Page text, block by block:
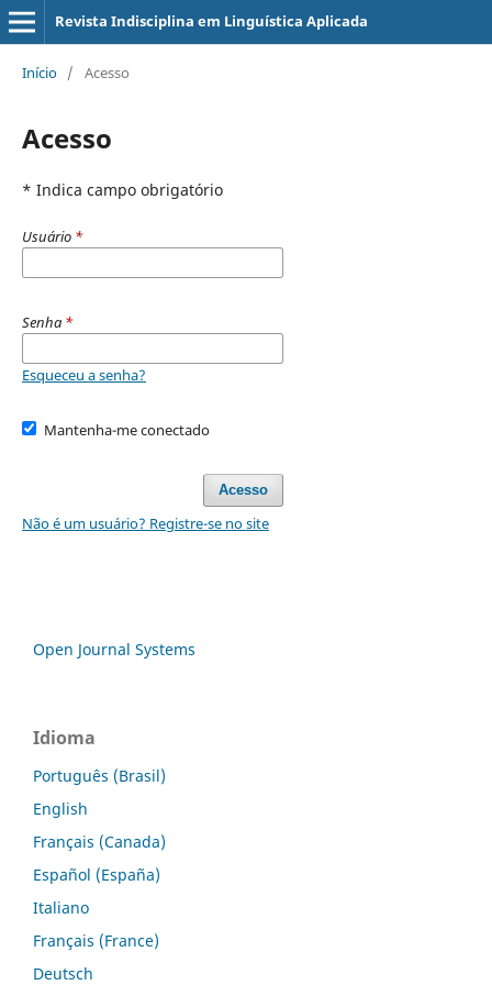
Revista Indisciplina em Linguística Aplicada
Início / Acesso
Acesso
* Indica campo obrigatório
Usuário *
Senha *
Esqueceu a senha?
Mantenha-me conectado
Acesso
Não é um usuário? Registre-se no site
Open Journal Systems
Idioma
Português (Brasil)
English
Français (Canada)
Español (España)
Italiano
Français (France)
Deutsch